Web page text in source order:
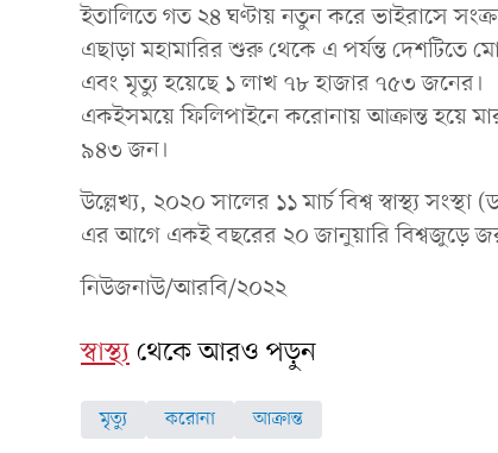
ইতালিতে গত ২৪ ঘণ্টায় নতুন করে ভাইরাসে
এছাড়া মহামারির শুরু থেকে এ পর্যন্ত
এবং মৃত্যু হয়েছে ১ লাখ ৭৮ হাজার ৭৫৩ জনের।
একইসময়ে ফিলিপাইনে করোনায় আক্রান্ত হয়ে
৯৪৩ জন।
উল্লেখ্য, ২০২০ সালের ১১ মার্চ বিশ্ব স্বাস্থ্য
এর আগে একই বছরের ২০ জানুয়ারি বিশ্বজুড়ে
নিউজনাউ/আরবি/২০২২
স্বাস্থ্যথেকে আরও পড়ুন
মৃত্যু করোনা আক্রান্ত